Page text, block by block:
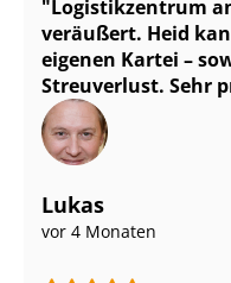
Logistikzentrum
veräußert. Heid
eigenen Kartei –
Streuverlust. Sehr
Lukas
vor 4 Monaten